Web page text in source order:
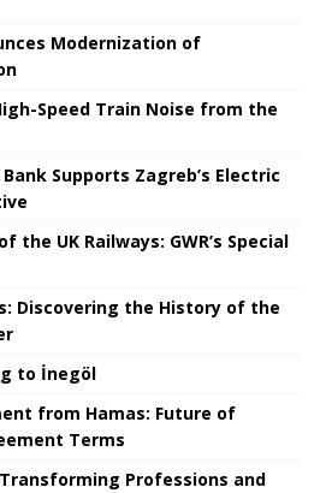
Modernization of
Speed ​​Train Noise from the
Supports Zagreb’s Electric
the UK Railways: GWR’s Special
Discovering the History of the
to İnegöl
from Hamas: Future of
Terms
Professions and